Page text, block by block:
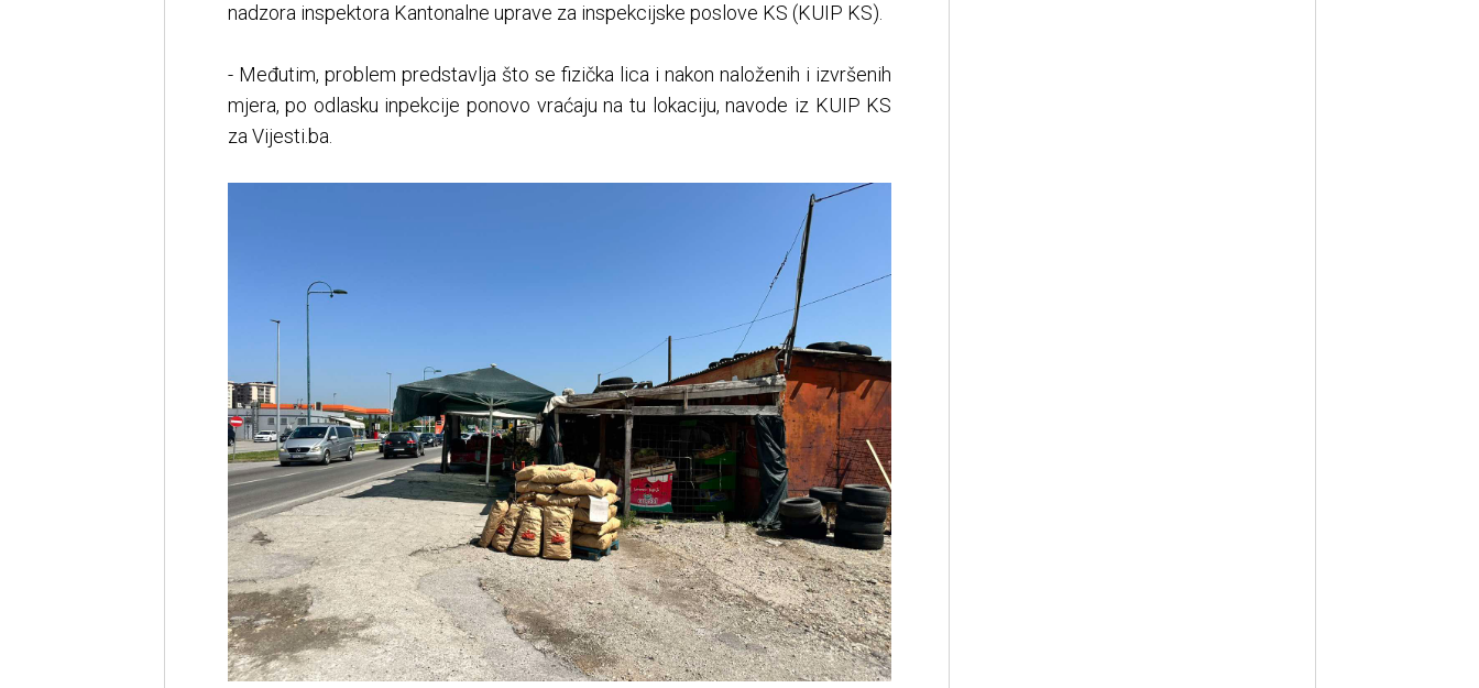
nadzora inspektora Kantonalne uprave za inspekcijske poslove KS (KUIP KS).
- Međutim, problem predstavlja što se fizička lica i nakon naloženih i izvršenih
mjera, po odlasku inpekcije ponovo vraćaju na tu lokaciju, navode iz KUIP KS
za Vijesti.ba.